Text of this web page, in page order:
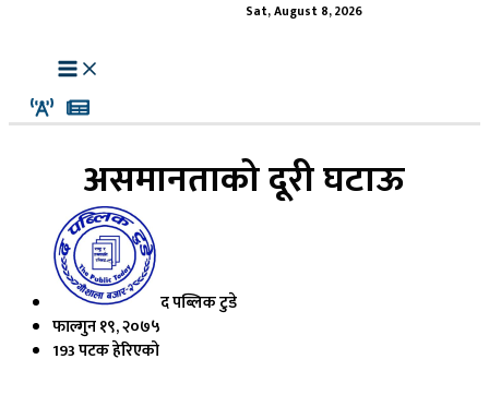
Sat, August 8, 2026
असमानताको दूरी घटाऊ
द पब्लिक टुडे
फाल्गुन १९, २०७५
193 पटक हेरिएको